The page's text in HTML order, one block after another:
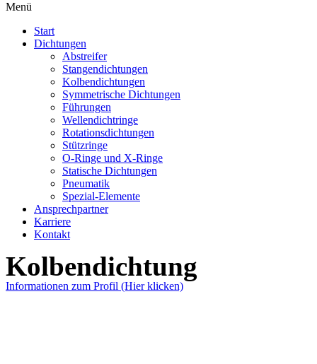
Menü
Start
Dichtungen
Abstreifer
Stangendichtungen
Kolbendichtungen
Symmetrische Dichtungen
Führungen
Wellendichtringe
Rotationsdichtungen
Stützringe
O-Ringe und X-Ringe
Statische Dichtungen
Pneumatik
Spezial-Elemente
Ansprechpartner
Karriere
Kontakt
Kolbendichtung
Informationen zum Profil (Hier klicken)